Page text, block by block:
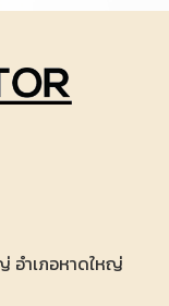
ำเภอหาดใหญ่